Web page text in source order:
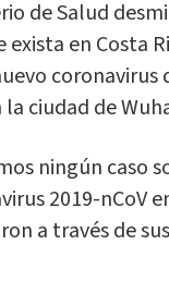
de Salud
exista en Costa
coronavirus
ciudad de
ningún caso
2019-nCoV
a través de